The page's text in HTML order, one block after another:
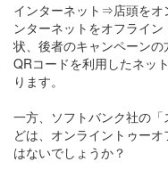
インターネット⇒店頭を
ンターネットをオフライ
状、後者のキャンペーンの
QRコードを利用したネッ
ります。
一方、ソフトバンク社の
どは、オンライントゥー
はないでしょうか？